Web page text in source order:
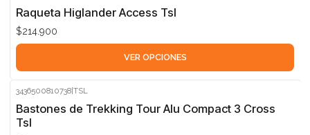
Raqueta Higlander Access Tsl
$214.900
VER OPCIONES
3436500810738 |TSL
Bastones de Trekking Tour Alu Compact 3 Cross
Tsl